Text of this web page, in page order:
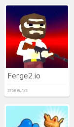
Ferge2.io
3768 PLAYS